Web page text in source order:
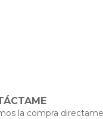
la compra